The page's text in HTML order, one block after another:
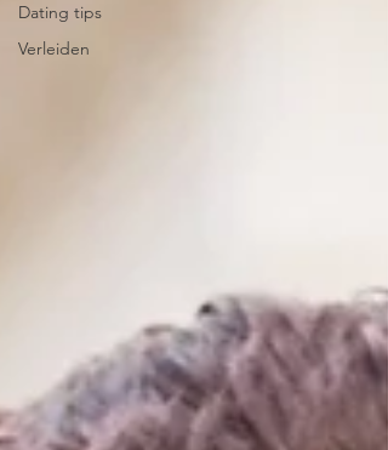
Dating tips
Verleiden